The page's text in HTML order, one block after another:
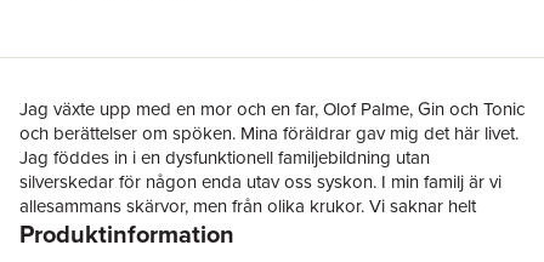
Jag växte upp med en mor och en far, Olof Palme, Gin och Tonic
och berättelser om spöken. Mina föräldrar gav mig det här livet.
Jag föddes in i en dysfunktionell familjebildning utan
silverskedar för någon enda utav oss syskon. I min familj är vi
allesammans skärvor, men från olika krukor. Vi saknar helt
enkelt passform med varandra. Det är ingens fel. Det bara är så.
Produktinformation